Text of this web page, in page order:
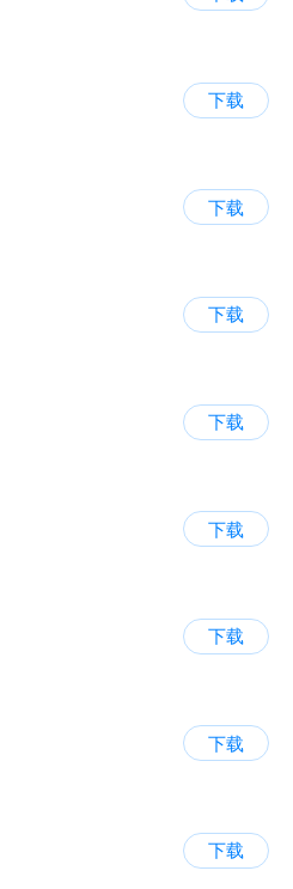
下载
下载
下载
下载
下载
下载
下载
下载